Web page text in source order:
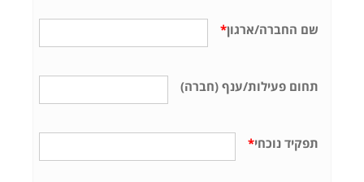
*שם החברה/ארגון
תחום פעילות/ענף (חברה)
*תפקיד נוכחי